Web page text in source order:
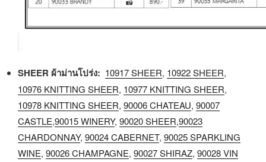
SHEER ผ้าม่านโปร่ง: 10917 SHEER, 10922 SHEER,
10976 KNITTING SHEER, 10977 KNITTING SHEER,
10978 KNITTING SHEER, 90006 CHATEAU, 90007
CASTLE,90015 WINERY, 90020 SHEER,90023
CHARDONNAY, 90024 CABERNET, 90025 SPARKLING
WINE, 90026 CHAMPAGNE, 90027 SHIRAZ, 90028 VIN